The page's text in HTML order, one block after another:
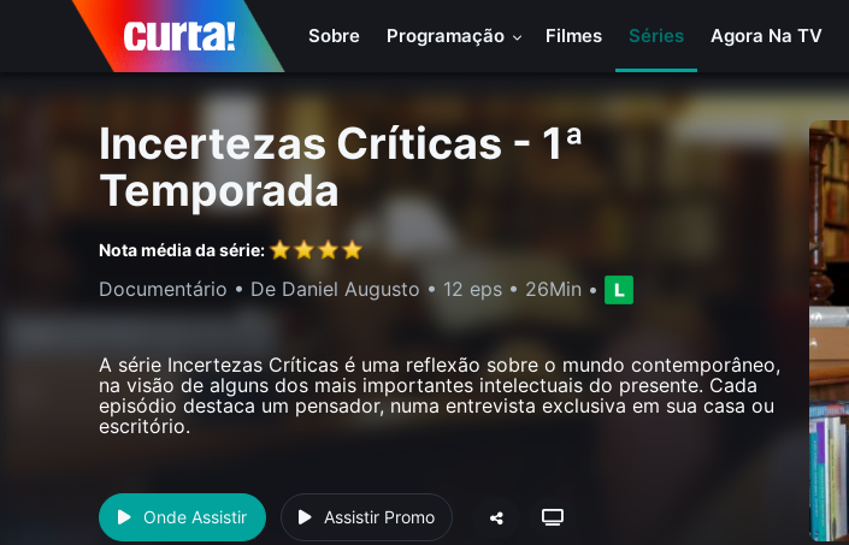
Sobre Programação Filmes Séries Agora Na TV
Incertezas Críticas - 1ª
Temporada
Nota média da série:
Documentário • De Daniel Augusto • 12 eps • 26Min •
A série Incertezas Críticas é uma reflexão sobre o mundo contemporâneo,
na visão de alguns dos mais importantes intelectuais do presente. Cada
episódio destaca um pensador, numa entrevista exclusiva em sua casa ou
escritório.
Onde Assistir Assistir Promo